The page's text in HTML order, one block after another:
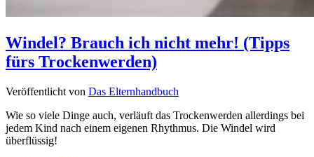
Windel? Brauch ich nicht mehr! (Tipps
fürs Trockenwerden)
Veröffentlicht von Das Elternhandbuch
Wie so viele Dinge auch, verläuft das Trockenwerden allerdings bei
jedem Kind nach einem eigenen Rhythmus. Die Windel wird
überflüssig!